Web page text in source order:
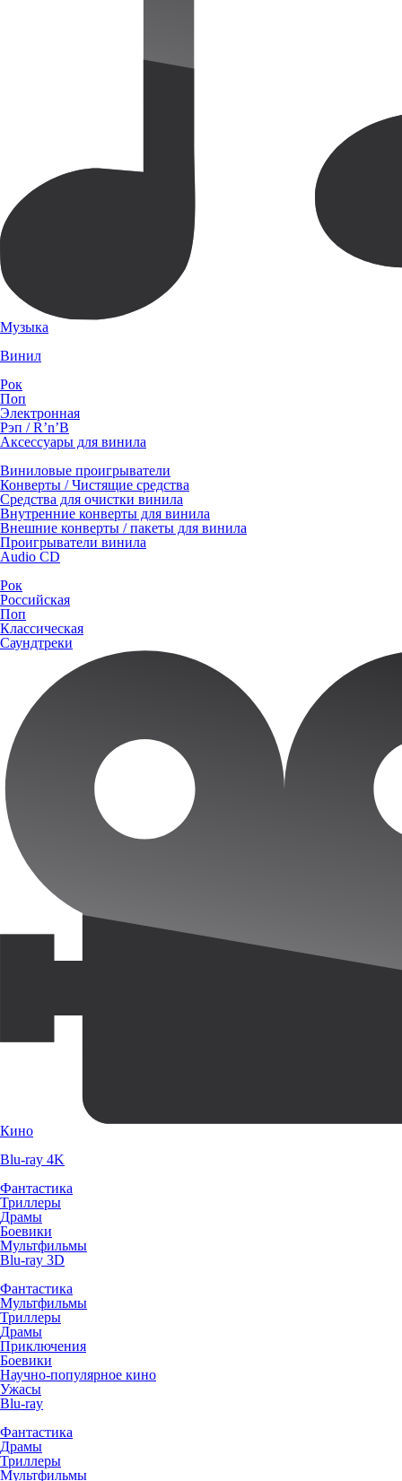
Музыка
Винил
Рок
Поп
Электронная
Рэп / R’n’B
Аксессуары для винила
Виниловые проигрыватели
Конверты / Чистящие средства
Средства для очистки винила
Внутренние конверты для винила
Внешние конверты / пакеты для винила
Проигрыватели винила
Audio CD
Рок
Российская
Поп
Классическая
Саундтреки
Кино
Blu-ray 4K
Фантастика
Триллеры
Драмы
Боевики
Мультфильмы
Blu-ray 3D
Фантастика
Мультфильмы
Триллеры
Драмы
Приключения
Боевики
Научно-популярное кино
Ужасы
Blu-ray
Фантастика
Драмы
Триллеры
Мультфильмы